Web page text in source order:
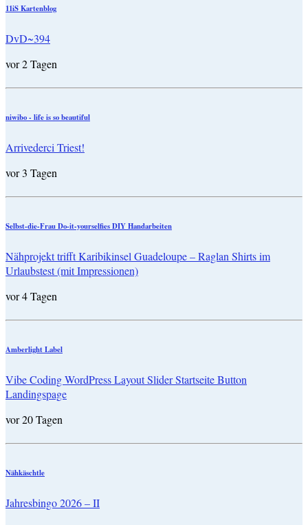
11iS Kartenblog
DvD~394
vor 2 Tagen
niwibo - life is so beautiful
Arrivederci Triest!
vor 3 Tagen
Selbst-die-Frau Do-it-yourselfies DIY Handarbeiten
Nähprojekt trifft Karibikinsel Guadeloupe – Raglan Shirts im
Urlaubstest (mit Impressionen)
vor 4 Tagen
Amberlight Label
Vibe Coding WordPress Layout Slider Startseite Button
Landingspage
vor 20 Tagen
Nähkäschtle
Jahresbingo 2026 – II